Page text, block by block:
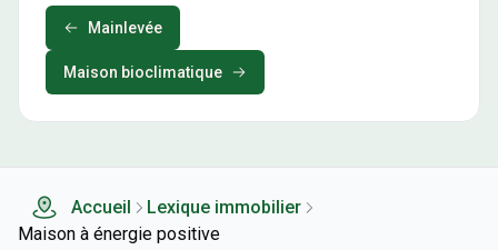
Mainlevée
Maison bioclimatique
Accueil
Lexique immobilier
Maison à énergie positive